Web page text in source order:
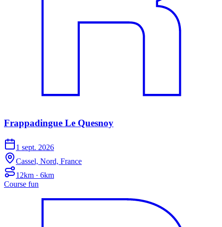
Frappadingue Le Quesnoy
1 sept. 2026
Cassel, Nord, France
12km · 6km
Course fun